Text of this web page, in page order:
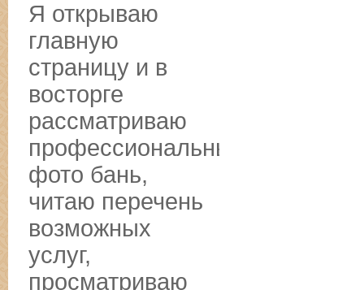
Я открываю
главную
страницу и в
восторге
рассматриваю
профессиональные
фото бань,
читаю перечень
возможных
услуг,
просматриваю